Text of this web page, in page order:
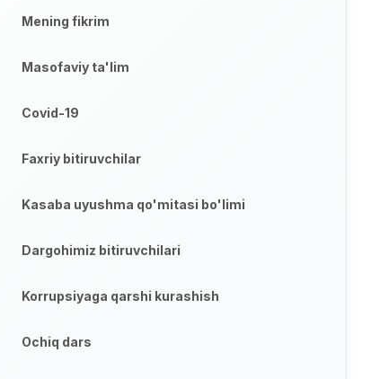
Mening fikrim
Masofaviy ta'lim
Covid-19
Faxriy bitiruvchilar
Kasaba uyushma qo'mitasi bo'limi
Dargohimiz bitiruvchilari
Korrupsiyaga qarshi kurashish
Ochiq dars